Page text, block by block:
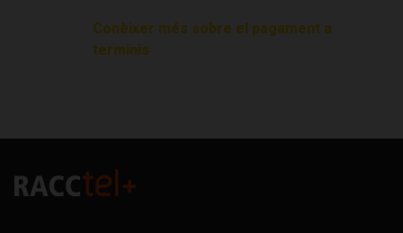
Conèixer més sobre el pagament a
terminis